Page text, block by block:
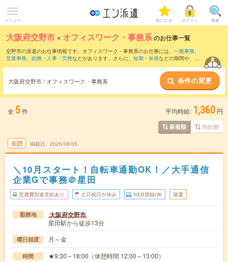
メニュー 気になる! ログイン 検索
大阪府交野市 × オフィスワーク・事務系のお仕事一覧
交野市の派遣のお仕事情報です。オフィスワーク・事務系のお仕事には、 一般事務、
営業事務、 総務・人事・労務などがあります。さらに、 短期 ・ 単発などの期間や、 職
大阪府交野市 / オフィスワーク・事務系 条件の変更
全 5件 平均時給: 1,360 円
新着順 時給順
未読 掲載日 2026/08/05
＼10月スタート！自転車通勤OK！／大手通信
企業Gで事務＠星田
交通費別途支給あり 土日祝日が休み WEB登録OK 派遣
勤務地 大阪府交野市
星田駅から徒歩13分
曜日頻度 月～金
時間 ★9:30～18:00（休憩時間 12:00～13:00）